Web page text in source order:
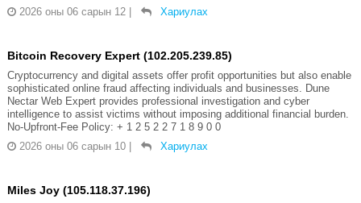
2026 оны 06 сарын 12
Хариулах
Bitcoin Recovery Expert (102.205.239.85)
Cryptocurrency and digital assets offer profit opportunities but also enable
sophisticated online fraud affecting individuals and businesses. Dune
Nectar Web Expert provides professional investigation and cyber
intelligence to assist victims without imposing additional financial burden.
No-Upfront-Fee Policy: + 1 2 5 2 2 7 1 8 9 0 0
2026 оны 06 сарын 10
Хариулах
Miles Joy (105.118.37.196)